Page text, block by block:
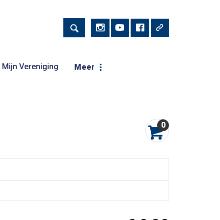
Mijn Vereniging Meer
0